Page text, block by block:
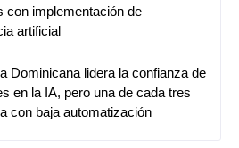
con implementación de
artificial
Dominicana lidera la confianza de
en la IA, pero una de cada tres
con baja automatización